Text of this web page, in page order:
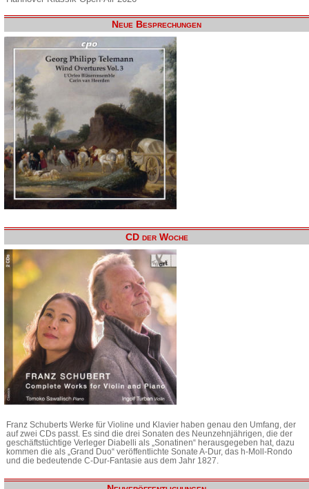
Neue Besprechungen
CD der Woche
Franz Schuberts Werke für Violine und Klavier haben genau den Umfang, der
auf zwei CDs passt. Es sind die drei Sonaten des Neunzehnjährigen, die der
geschäftstüchtige Verleger Diabelli als „Sonatinen“ herausgegeben hat, dazu
kommen die als „Grand Duo“ veröffentlichte Sonate A-Dur, das h-Moll-Rondo
und die bedeutende C-Dur-Fantasie aus dem Jahr 1827.